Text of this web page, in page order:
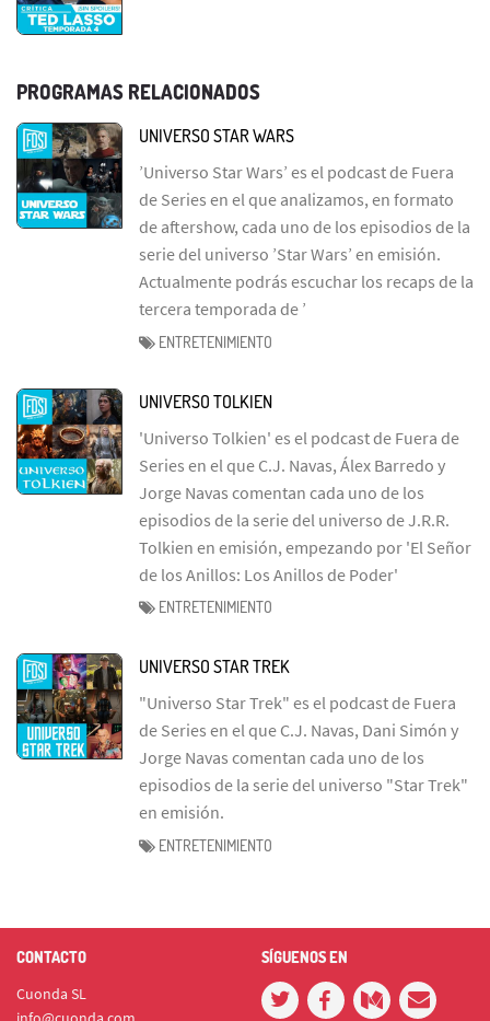
PROGRAMAS RELACIONADOS
UNIVERSO STAR WARS
’Universo Star Wars’ es el podcast de Fuera
de Series en el que analizamos, en formato
de aftershow, cada uno de los episodios de la
serie del universo ’Star Wars’ en emisión.
Actualmente podrás escuchar los recaps de la
tercera temporada de ’
ENTRETENIMIENTO
UNIVERSO TOLKIEN
'Universo Tolkien' es el podcast de Fuera de
Series en el que C.J. Navas, Álex Barredo y
Jorge Navas comentan cada uno de los
episodios de la serie del universo de J.R.R.
Tolkien en emisión, empezando por 'El Señor
de los Anillos: Los Anillos de Poder'
ENTRETENIMIENTO
UNIVERSO STAR TREK
"Universo Star Trek" es el podcast de Fuera
de Series en el que C.J. Navas, Dani Simón y
Jorge Navas comentan cada uno de los
episodios de la serie del universo "Star Trek"
en emisión.
ENTRETENIMIENTO
CONTACTO
Cuonda SL
SÍGUENOS EN